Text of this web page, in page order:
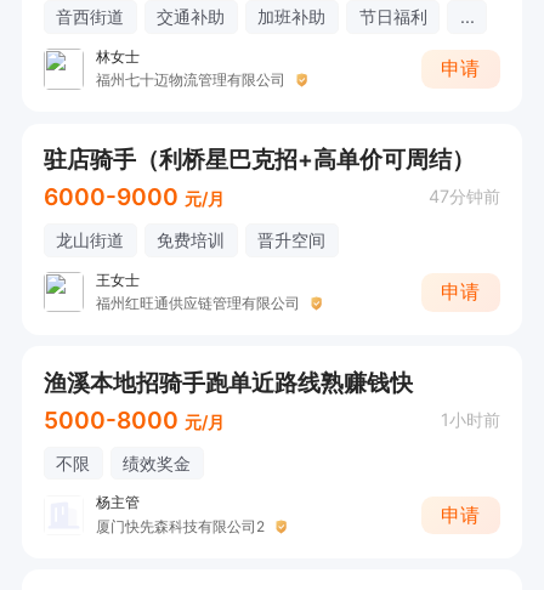
音西街道 交通补助 加班补助 节日福利 ...
林女士
福州七十迈物流管理有限公司
申请
驻店骑手（利桥星巴克招+高单价可周结）
6000-9000 元/月 47分钟前
龙山街道 免费培训 晋升空间
王女士
福州红旺通供应链管理有限公司
申请
渔溪本地招骑手跑单近路线熟赚钱快
5000-8000 元/月 1小时前
不限 绩效奖金
杨主管
厦门快先森科技有限公司2
申请